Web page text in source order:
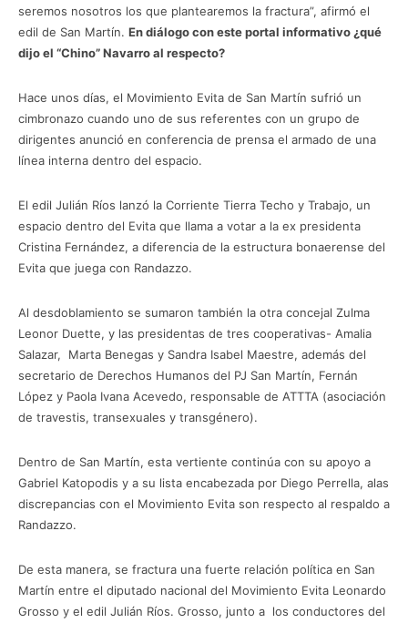
seremos nosotros los que plantearemos la fractura”, afirmó el
edil de San Martín. En diálogo con este portal informativo ¿qué
dijo el “Chino” Navarro al respecto?
Hace unos días, el Movimiento Evita de San Martín sufrió un
cimbronazo cuando uno de sus referentes con un grupo de
dirigentes anunció en conferencia de prensa el armado de una
línea interna dentro del espacio.
El edil Julián Ríos lanzó la Corriente Tierra Techo y Trabajo, un
espacio dentro del Evita que llama a votar a la ex presidenta
Cristina Fernández, a diferencia de la estructura bonaerense del
Evita que juega con Randazzo.
Al desdoblamiento se sumaron también la otra concejal Zulma
Leonor Duette, y las presidentas de tres cooperativas- Amalia
Salazar, Marta Benegas y Sandra Isabel Maestre, además del
secretario de Derechos Humanos del PJ San Martín, Fernán
López y Paola Ivana Acevedo, responsable de ATTTA (asociación
de travestis, transexuales y transgénero).
Dentro de San Martín, esta vertiente continúa con su apoyo a
Gabriel Katopodis y a su lista encabezada por Diego Perrella, alas
discrepancias con el Movimiento Evita son respecto al respaldo a
Randazzo.
De esta manera, se fractura una fuerte relación política en San
Martín entre el diputado nacional del Movimiento Evita Leonardo
Grosso y el edil Julián Ríos. Grosso, junto a los conductores del